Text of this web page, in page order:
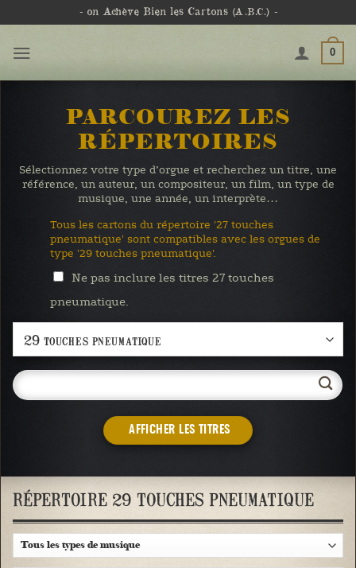
- on Achève Bien les Cartons (A.B.C.) -
0
PARCOUREZ LES
RÉPERTOIRES
Sélectionnez votre type d’orgue et recherchez un titre, une
référence, un auteur, un compositeur, un film, un type de
musique, une année, un interprète…
Tous les cartons du répertoire '27 touches
pneumatique' sont compatibles avec les orgues de
type '29 touches pneumatique'.
Ne pas inclure les titres 27 touches
pneumatique.
AFFICHER LES TITRES
RÉPERTOIRE 29 TOUCHES PNEUMATIQUE